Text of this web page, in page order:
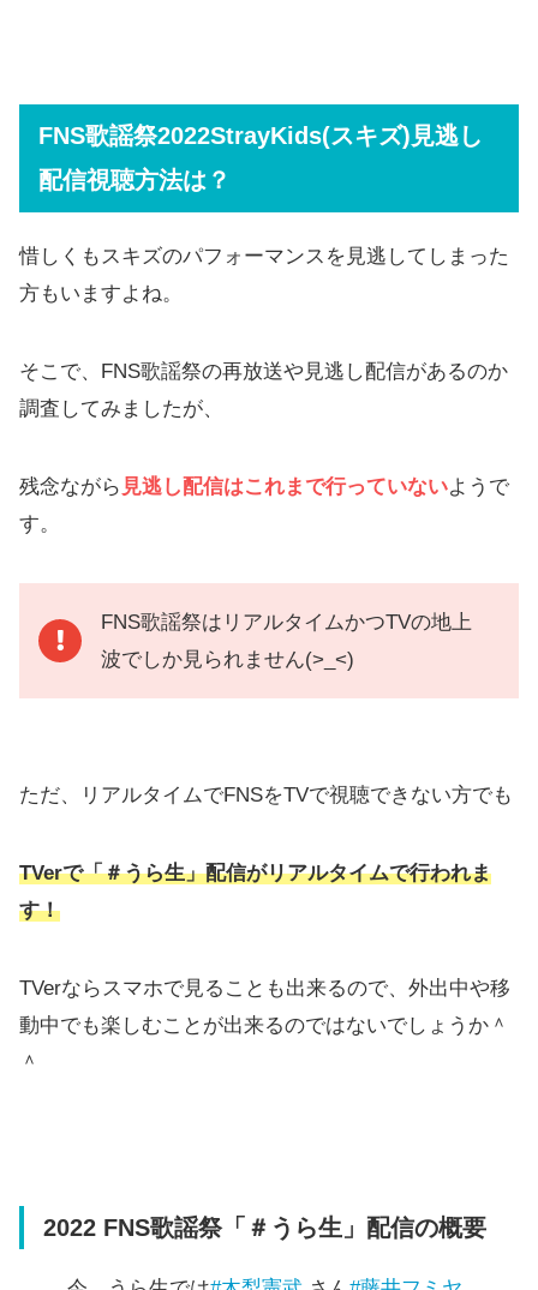
FNS歌謡祭2022StrayKids(スキズ)見逃し
配信視聴方法は？
惜しくもスキズのパフォーマンスを見逃してしまった
方もいますよね。
そこで、FNS歌謡祭の再放送や見逃し配信があるのか
調査してみましたが、
残念ながら 見逃し配信はこれまで行っていないようで
す。
FNS歌謡祭はリアルタイムかつTVの地上
波でしか見られません(>_<)
ただ、リアルタイムでFNSをTVで視聴できない方でも
TVerで「＃うら生」配信がリアルタイムで行われま
す！
TVerならスマホで見ることも出来るので、外出中や移
動中でも楽しむことが出来るのではないでしょうか＾
＾
2022 FNS歌謡祭「＃うら生」配信の概要